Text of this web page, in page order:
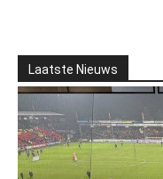
Laatste Nieuws